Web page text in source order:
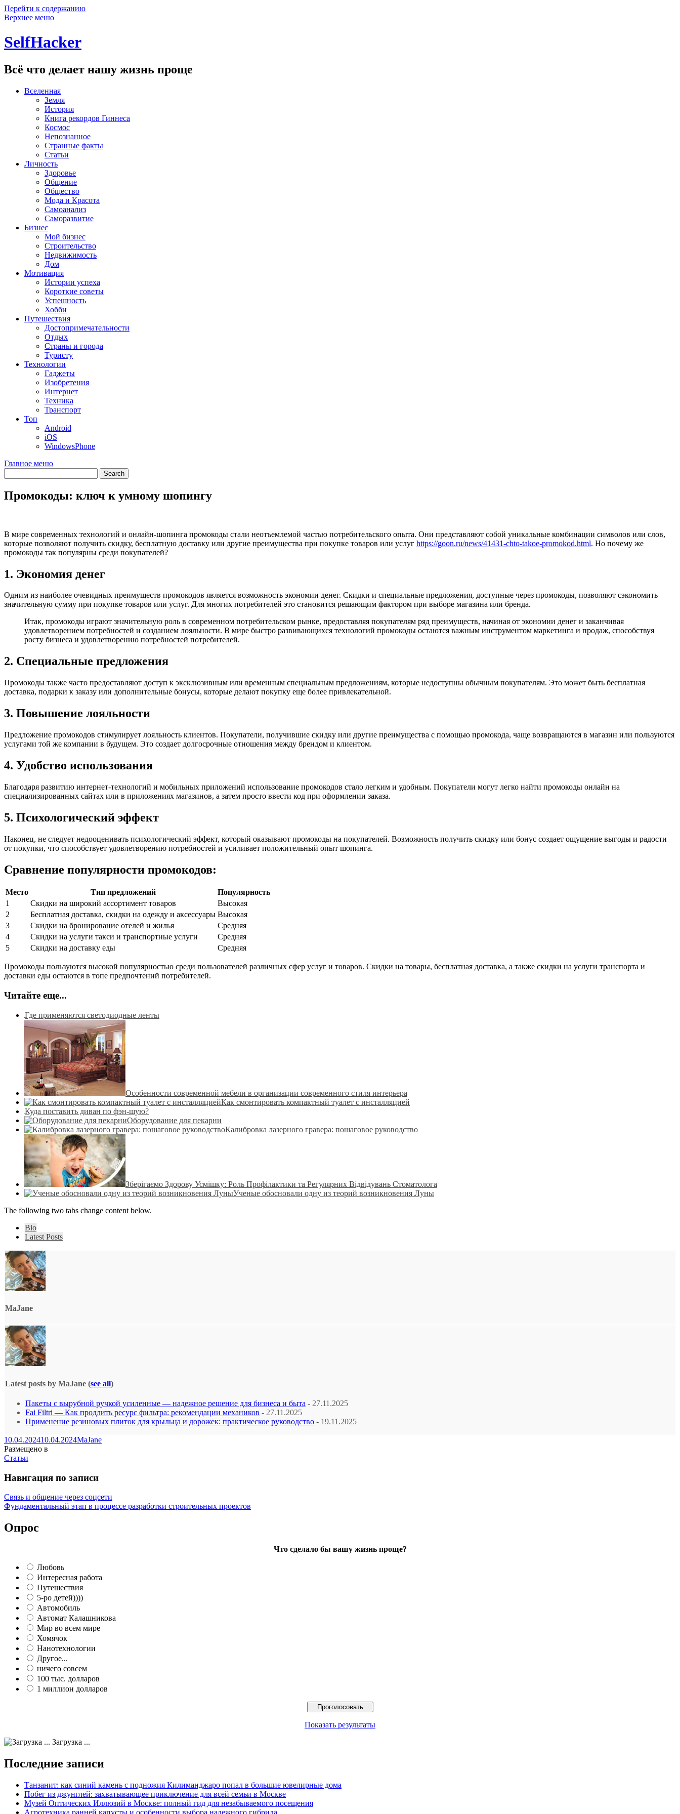
Перейти к содержанию
Верхнее меню
SelfHacker
Всё что делает нашу жизнь проще
Вселенная
Земля
История
Книга рекордов Гиннеса
Космос
Непознанное
Странные факты
Статьи
Личность
Здоровье
Общение
Общество
Мода и Красота
Самоанализ
Саморазвитие
Бизнес
Мой бизнес
Строительство
Недвижимость
Дом
Мотивация
Истории успеха
Короткие советы
Успешность
Хобби
Путешествия
Достопримечательности
Отдых
Страны и города
Туристу
Технологии
Гаджеты
Изобретения
Интернет
Техника
Транспорт
Топ
Android
iOS
WindowsPhone
Главное меню
Промокоды: ключ к умному шопингу
В мире современных технологий и онлайн-шопинга промокоды стали неотъемлемой частью потребительского опыта. Они представляют собой уникальные комбинации символов или слов,
которые позволяют получить скидку, бесплатную доставку или другие преимущества при покупке товаров или услуг https://goon.ru/news/41431-chto-takoe-promokod.html. Но почему же
промокоды так популярны среди покупателей?
1. Экономия денег
Одним из наиболее очевидных преимуществ промокодов является возможность экономии денег. Скидки и специальные предложения, доступные через промокоды, позволяют сэкономить
значительную сумму при покупке товаров или услуг. Для многих потребителей это становится решающим фактором при выборе магазина или бренда.
Итак, промокоды играют значительную роль в современном потребительском рынке, предоставляя покупателям ряд преимуществ, начиная от экономии денег и заканчивая
удовлетворением потребностей и созданием лояльности. В мире быстро развивающихся технологий промокоды остаются важным инструментом маркетинга и продаж, способствуя
росту бизнеса и удовлетворению потребностей потребителей.
2. Специальные предложения
Промокоды также часто предоставляют доступ к эксклюзивным или временным специальным предложениям, которые недоступны обычным покупателям. Это может быть бесплатная
доставка, подарки к заказу или дополнительные бонусы, которые делают покупку еще более привлекательной.
3. Повышение лояльности
Предложение промокодов стимулирует лояльность клиентов. Покупатели, получившие скидку или другие преимущества с помощью промокода, чаще возвращаются в магазин или пользуются
услугами той же компании в будущем. Это создает долгосрочные отношения между брендом и клиентом.
4. Удобство использования
Благодаря развитию интернет-технологий и мобильных приложений использование промокодов стало легким и удобным. Покупатели могут легко найти промокоды онлайн на
специализированных сайтах или в приложениях магазинов, а затем просто ввести код при оформлении заказа.
5. Психологический эффект
Наконец, не следует недооценивать психологический эффект, который оказывают промокоды на покупателей. Возможность получить скидку или бонус создает ощущение выгоды и радости
от покупки, что способствует удовлетворению потребностей и усиливает положительный опыт шопинга.
Сравнение популярности промокодов:
Место Тип предложений
Популярность
1
Скидки на широкий ассортимент товаров
Высокая
2
Бесплатная доставка, скидки на одежду и аксессуары Высокая
3
Скидки на бронирование отелей и жилья
Средняя
4
Скидки на услуги такси и транспортные услуги
Средняя
5
Скидки на доставку еды Средняя
Промокоды пользуются высокой популярностью среди пользователей различных сфер услуг и товаров. Скидки на товары, бесплатная доставка, а также скидки на услуги транспорта и
доставки еды остаются в топе предпочтений потребителей.
Читайте еще...
Где применяются светодиодные ленты
Особенности современной мебели в организации современного стиля интерьера
Как смонтировать компактный туалет с инсталляцией
Куда поставить диван по фэн-шую?
Оборудование для пекарни
Калибровка лазерного гравера: пошаговое руководство
Зберігаємо Здорову Усмішку: Роль Профілактики та Регулярних Відвідувань Стоматолога
Ученые обосновали одну из теорий возникновения Луны
The following two tabs change content below.
Bio
Latest Posts
MaJane
Latest posts by MaJane (see all)
Пакеты с вырубной ручкой усиленные — надежное решение для бизнеса и быта - 27.11.2025
Fai Filtri — Как продлить ресурс фильтра: рекомендации механиков - 27.11.2025
Применение резиновых плиток для крыльца и дорожек: практическое руководство - 19.11.2025
10.04.202410.04.2024MaJane
Размещено в
Статьи
Навигация по записи
Связь и общение через соцсети
Фундаментальный этап в процессе разработки строительных проектов
Опрос
Что сделало бы вашу жизнь проще?
Любовь
Интересная работа
Путешествия
5-ро детей))))
Автомобиль
Автомат Калашникова
Мир во всем мире
Хомячок
Нанотехнологии
Другое...
ничего совсем
100 тыс. долларов
1 миллион долларов
Показать результаты
Загрузка ...
Последние записи
Танзанит: как синий камень с подножия Килиманджаро попал в большие ювелирные дома
Побег из джунглей: захватывающее приключение для всей семьи в Москве
Музей Оптических Иллюзий в Москве: полный гид для незабываемого посещения
Агротехника ранней капусты и особенности выбора надежного гибрида